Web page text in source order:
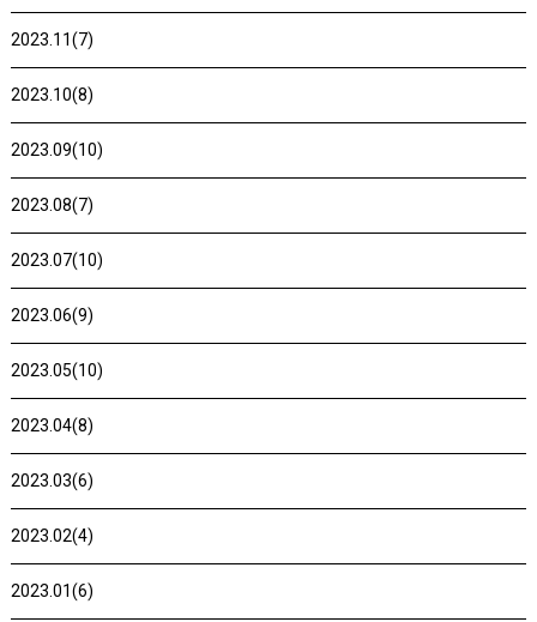
2023.11(7)
2023.10(8)
2023.09(10)
2023.08(7)
2023.07(10)
2023.06(9)
2023.05(10)
2023.04(8)
2023.03(6)
2023.02(4)
2023.01(6)